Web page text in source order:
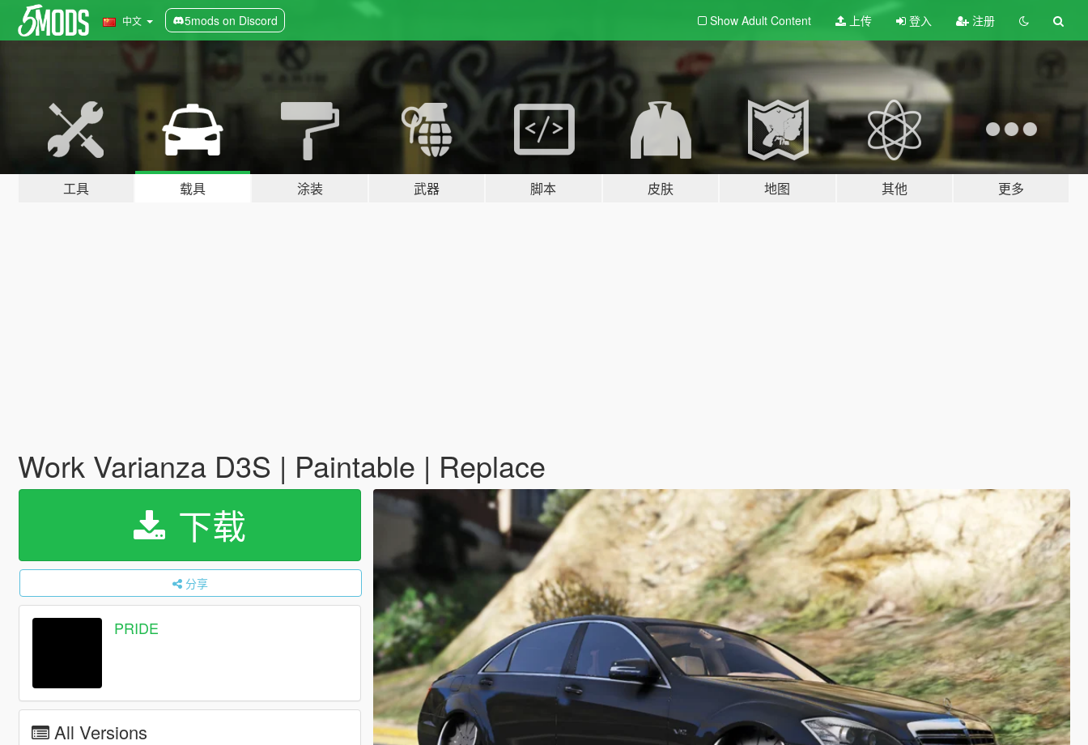
中文 5mods on Discord Show Adult Content 上传 登入 注册
工具 载具 涂装 武器 脚本 皮肤 地图 其他 更多
Work Varianza D3S | Paintable | Replace
下载
分享
PRIDE
All Versions